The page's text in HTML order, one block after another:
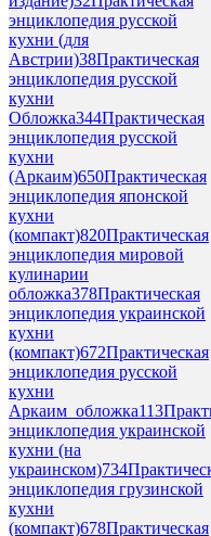
энциклопедия русской
кухни (для
Австрии)38Практическая
энциклопедия русской
кухни
Обложка344Практическая
энциклопедия русской
кухни
(Аркаим)650Практическая
энциклопедия японской
кухни
(компакт)820Практическая
энциклопедия мировой
кулинарии
обложка378Практическая
энциклопедия украинской
кухни
(компакт)672Практическая
энциклопедия русской
кухни
Аркаим_обложка113
энциклопедия украинской
кухни (на
украинском)734
энциклопедия грузинской
кухни
(компакт)678Практическая